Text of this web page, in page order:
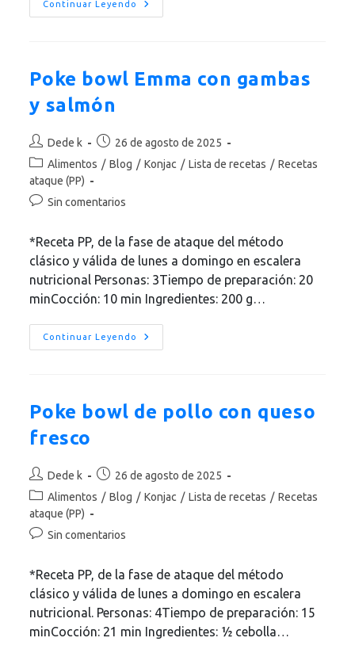
Continuar Leyendo
Tarama
Dukan
Poke bowl Emma con gambas
y salmón
Autor
de
la
entrada:
Dede k
Publicación
de
la
26 de agosto de 2025
Categoría
de
la
Alimentos / Blog / Konjac / Lista de recetas / Recetas
ataque (PP)
Comentarios
entrada:
Sin comentarios
*Receta PP, de la fase de ataque del método
clásico y válida de lunes a domingo en escalera
nutricional Personas: 3Tiempo de preparación: 20
minCocción: 10 min Ingredientes: 200 g…
Continuar Leyendo
Poke
Bowl
Salmón
Poke bowl de pollo con queso
fresco
Autor
de
la
entrada:
Dede k
Publicación
de
la
26 de agosto de 2025
Categoría
de
la
Alimentos / Blog / Konjac / Lista de recetas / Recetas
ataque (PP)
Comentarios
entrada:
Sin comentarios
*Receta PP, de la fase de ataque del método
clásico y válida de lunes a domingo en escalera
nutricional. Personas: 4Tiempo de preparación: 15
minCocción: 21 min Ingredientes: ½ cebolla…